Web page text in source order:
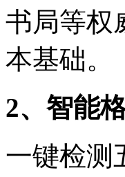
书局等权
本基础。
2、智能
一键检测